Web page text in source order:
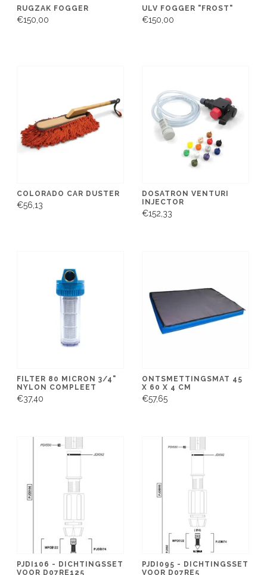
RUGZAK FOGGER
€150,00
ULV FOGGER "FROST"
€150,00
COLORADO CAR DUSTER
€56,13
DOSATRON VENTURI
INJECTOR
€152,33
FILTER 80 MICRON 3/4"
NYLON COMPLEET
€37,40
ONTSMETTINGSMAT 45
X 60 X 4 CM
€57,65
PJDI106 - DICHTINGSSET
VOOR D07RE125
PJDI095 - DICHTINGSSET
VOOR D07RE5